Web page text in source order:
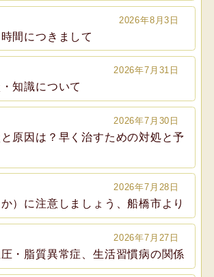
2026年8月3日
間につきまして
2026年7月31日
知識について
2026年7月30日
原因は？早く治すための対処と予
2026年7月28日
）に注意しましょう、船橋市より
2026年7月27日
・脂質異常症、生活習慣病の関係